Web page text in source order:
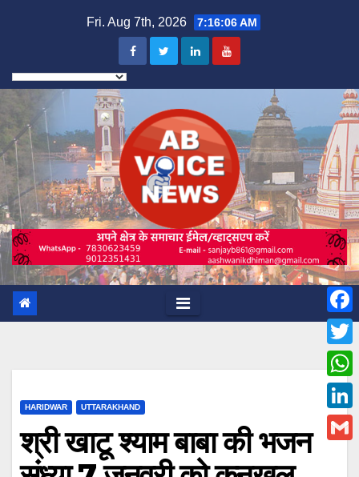
Fri. Aug 7th, 2026 7:16:07 AM
HARIDWAR UTTARAKHAND
श्री खाटू श्याम बाबा की भजन
F
a
c
e
b
T
w
i
W
h
a
L